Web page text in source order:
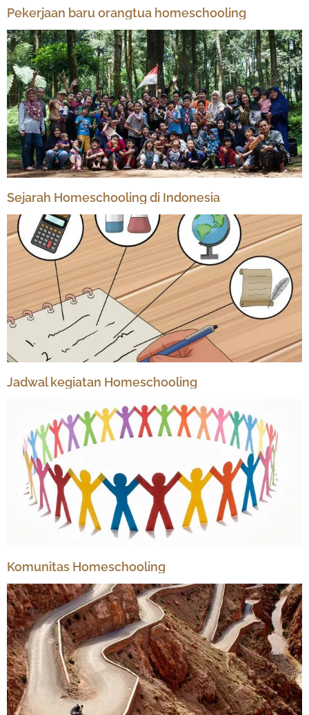
Pekerjaan baru orangtua homeschooling
Sejarah Homeschooling di Indonesia
Jadwal kegiatan Homeschooling
Komunitas Homeschooling